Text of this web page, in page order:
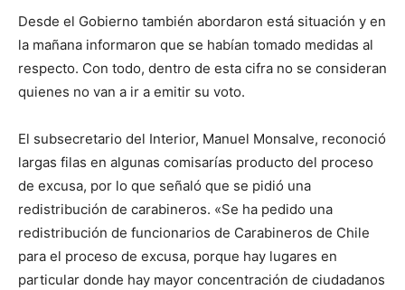
Desde el Gobierno también abordaron está situación y en
la mañana informaron que se habían tomado medidas al
respecto. Con todo, dentro de esta cifra no se consideran
quienes no van a ir a emitir su voto.
El subsecretario del Interior, Manuel Monsalve, reconoció
largas filas en algunas comisarías producto del proceso
de excusa, por lo que señaló que se pidió una
redistribución de carabineros. «Se ha pedido una
redistribución de funcionarios de Carabineros de Chile
para el proceso de excusa, porque hay lugares en
particular donde hay mayor concentración de ciudadanos